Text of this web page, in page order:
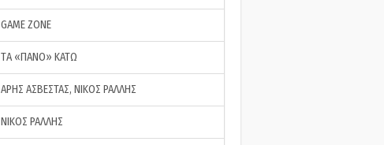
GAME ZONE
ΤA «ΠΑΝΟ» ΚΑΤΩ
ΑΡΗΣ ΑΣΒΕΣΤΑΣ, ΝΙΚΟΣ ΡΑΛΛΗΣ
ΝΙΚΟΣ ΡΑΛΛΗΣ